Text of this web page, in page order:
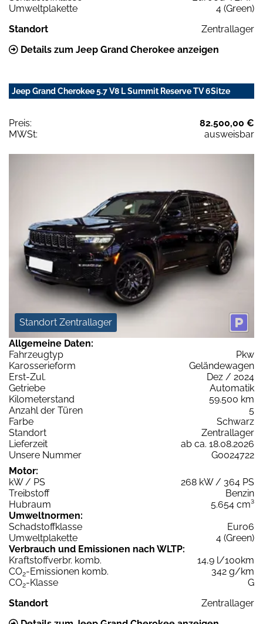
Umweltplakette
4 (Green)
Standort
Zentrallager
Details zum Jeep Grand Cherokee anzeigen
Jeep Grand Cherokee 5.7 V8 L Summit Reserve TV 6Sitze
Preis:
82.500,00 €
MWSt:
ausweisbar
Standort Zentrallager
Allgemeine Daten:
Fahrzeugtyp
Pkw
Karosserieform
Geländewagen
Erst-Zul.
Dez / 2024
Getriebe
Automatik
Kilometerstand
59.500 km
Anzahl der Türen
5
Farbe
Schwarz
Standort
Zentrallager
Lieferzeit
ab ca. 18.08.2026
Unsere Nummer
G0024722
Motor:
kW / PS
268 kW / 364 PS
Treibstoff
Benzin
Hubraum
5.654 cm³
Umweltnormen:
Schadstoffklasse
Euro6
Umweltplakette
4 (Green)
Verbrauch und Emissionen nach WLTP:
Kraftstoffverbr. komb.
14,9 l/100km
CO2-Emissionen komb.
342 g/km
CO2-Klasse
G
Standort
Zentrallager